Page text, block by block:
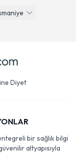
Diyet
bir sağlık bilgi
altyapısıyla